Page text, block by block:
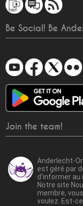
Be Social! Be
Join the team!
Anderlecht-
est géré par
d'informer
Notre site
membre,
voulez. Est-